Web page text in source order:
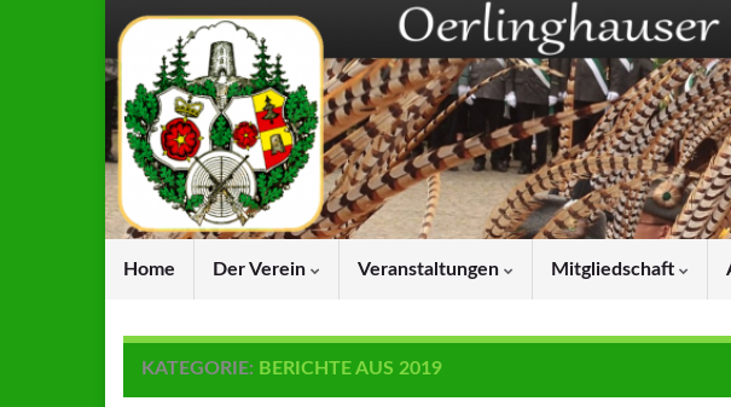
Home Der Verein Veranstaltungen Mitgliedschaft
KATEGORIE: BERICHTE AUS 2019